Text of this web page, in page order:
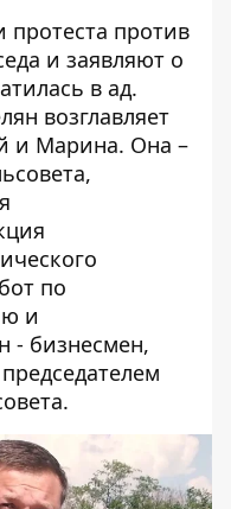
протеста против
и заявляют о
в ад.
возглавляет
и Марина. Она –
по
и
- бизнесмен,